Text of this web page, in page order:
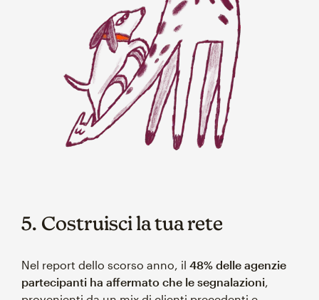
5. Costruisci la tua rete
Nel report dello scorso anno, il 48% delle agenzie
partecipanti ha affermato che le segnalazioni,